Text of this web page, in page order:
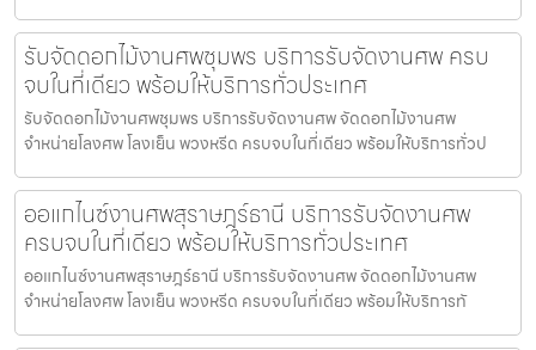
รับจัดดอกไม้งานศพชุมพร บริการรับจัดงานศพ ครบ
จบในที่เดียว พร้อมให้บริการทั่วประเทศ
รับจัดดอกไม้งานศพชุมพร บริการรับจัดงานศพ จัดดอกไม้งานศพ
จำหน่ายโลงศพ โลงเย็น พวงหรีด ครบจบในที่เดียว พร้อมให้บริการทั่วป
ออแกไนซ์งานศพสุราษฎร์ธานี บริการรับจัดงานศพ
ครบจบในที่เดียว พร้อมให้บริการทั่วประเทศ
ออแกไนซ์งานศพสุราษฎร์ธานี บริการรับจัดงานศพ จัดดอกไม้งานศพ
จำหน่ายโลงศพ โลงเย็น พวงหรีด ครบจบในที่เดียว พร้อมให้บริการทั